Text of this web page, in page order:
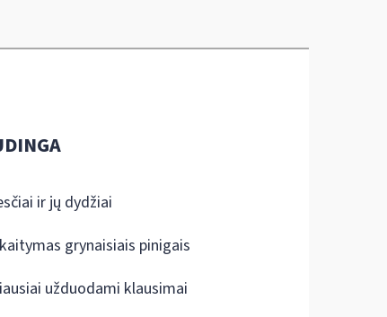
ir jų dydžiai
grynaisiais pinigais
užduodami klausimai